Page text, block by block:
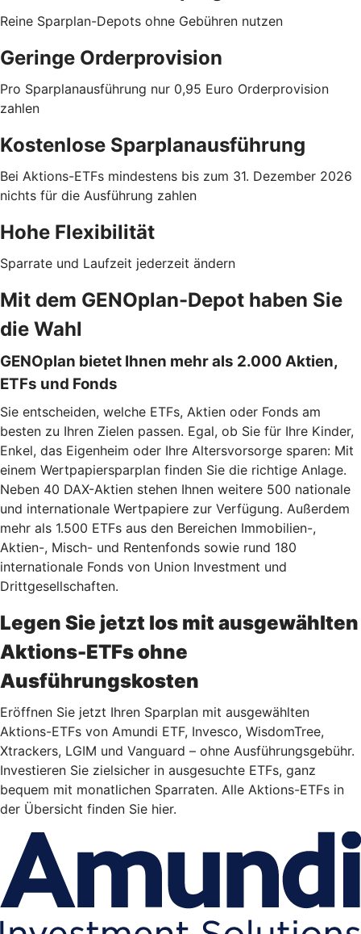
Reine Sparplan-Depots ohne Gebühren nutzen
Geringe Orderprovision
Pro Sparplanausführung nur 0,95 Euro Orderprovision
zahlen
Kostenlose Sparplanausführung
Bei Aktions-ETFs mindestens bis zum 31. Dezember 2026
nichts für die Ausführung zahlen
Hohe Flexibilität
Sparrate und Laufzeit jederzeit ändern
Mit dem GENOplan-Depot haben Sie
die Wahl
GENOplan bietet Ihnen mehr als 2.000 Aktien,
ETFs und Fonds
Sie entscheiden, welche ETFs, Aktien oder Fonds am
besten zu Ihren Zielen passen. Egal, ob Sie für Ihre Kinder,
Enkel, das Eigenheim oder Ihre Altersvorsorge sparen: Mit
einem Wertpapiersparplan finden Sie die richtige Anlage.
Neben 40 DAX-Aktien stehen Ihnen weitere 500 nationale
und internationale Wertpapiere zur Verfügung. Außerdem
mehr als 1.500 ETFs aus den Bereichen Immobilien-,
Aktien-, Misch- und Rentenfonds sowie rund 180
internationale Fonds von Union Investment und
Drittgesellschaften.
Legen Sie jetzt los mit ausgewählten
Aktions-ETFs ohne
Ausführungskosten
Eröffnen Sie jetzt Ihren Sparplan mit ausgewählten
Aktions-ETFs von Amundi ETF, Invesco, WisdomTree,
Xtrackers, LGIM und Vanguard – ohne Ausführungsgebühr.
Investieren Sie zielsicher in ausgesuchte ETFs, ganz
bequem mit monatlichen Sparraten. Alle Aktions-ETFs in
der Übersicht finden Sie hier.